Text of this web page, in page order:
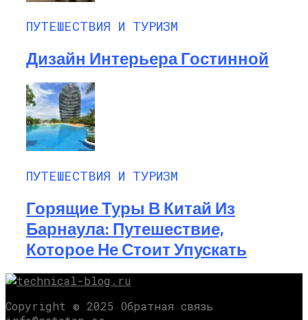
ПУТЕШЕСТВИЯ И ТУРИЗМ
Дизайн Интерьера Гостинной
ПУТЕШЕСТВИЯ И ТУРИЗМ
Горящие Туры В Китай Из
Барнаула: Путешествие,
Которое Не Стоит Упускать
Copyright © 2025 Обратная связь